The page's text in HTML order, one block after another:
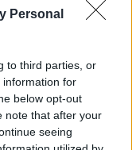
Personal
to third parties, or
information for
below opt-out
note that after your
seeing
mese
nella
o